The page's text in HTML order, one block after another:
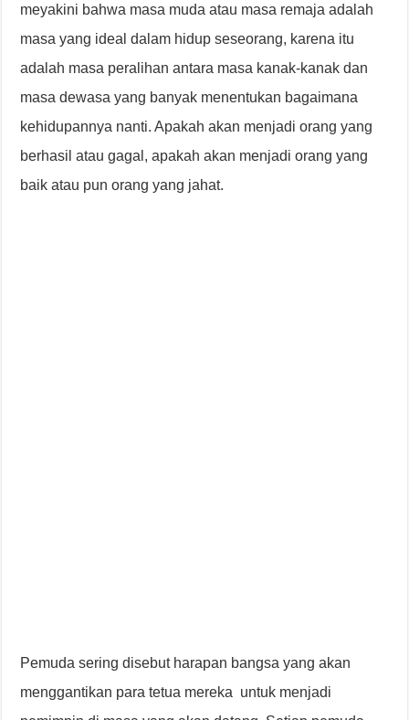
meyakini bahwa masa muda atau masa remaja adalah
masa yang ideal dalam hidup seseorang, karena itu
adalah masa peralihan antara masa kanak-kanak dan
masa dewasa yang banyak menentukan bagaimana
kehidupannya nanti. Apakah akan menjadi orang yang
berhasil atau gagal, apakah akan menjadi orang yang
baik atau pun orang yang jahat.
Pemuda sering disebut harapan bangsa yang akan
menggantikan para tetua mereka untuk menjadi